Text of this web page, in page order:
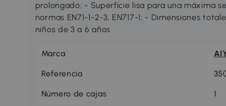
prolongado; - Superficie lisa para una máxima
normas EN71-1-2-3, EN717-1; - Dimensiones
niños de 3 a 6 años
Marca
Referencia
Número de cajas 1